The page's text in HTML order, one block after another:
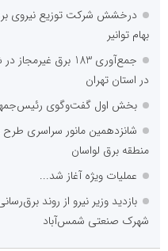
درخشش شرکت توزیع نیروی برق
بهام توانیر
جمع‌آوری 183 برق
در استان تهران
بخش اول گفت‌وگوی
شانزدهمین مانور سراسری طرح
منطقه برق لواسان
عملیات ویژه آغاز شد...
بازدید وزیر نیرو از روند
شهرک صنعتی شمس‌آباد